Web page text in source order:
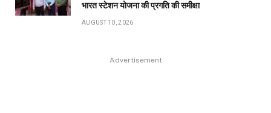
भारत स्टेशन योजना की प्रगति की समीक्षा
AUGUST 10, 2026
Advertisement